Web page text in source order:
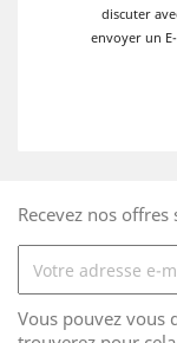
discuter
envoyer un
Recevez nos offres
Vous pouvez vous